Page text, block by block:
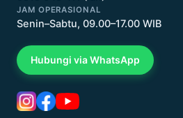
JAM OPERASIONAL
Senin–Sabtu, 09.00–17.00 WIB
Hubungi via WhatsApp